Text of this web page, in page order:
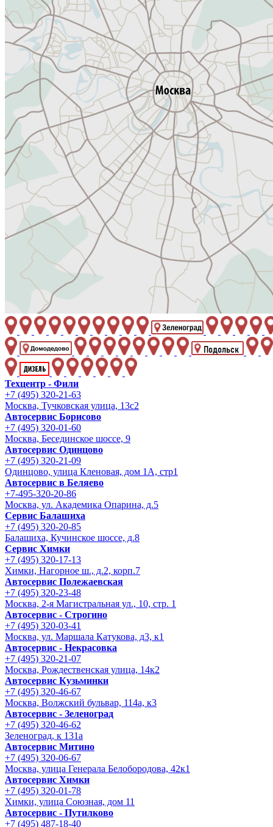
Техцентр - Фили
+7 (495) 320-21-63
Москва, Тучковская улица, 13с2
Автосервис Борисово
+7 (495) 320-01-60
Москва, Бесединское шоссе, 9
Автосервис Одинцово
+7 (495) 320-21-09
Одинцово, улица Кленовая, дом 1А, стр1
Автосервис в Беляево
+7-495-320-20-86
Москва, ул. Академика Опарина, д.5
Сервис Балашиха
+7 (495) 320-20-85
Балашиха, Кучинское шоссе, д.8
Сервис Химки
+7 (495) 320-17-13
Химки, Нагорное ш., д.2, корп.7
Автосервис Полежаевская
+7 (495) 320-23-48
Москва, 2-я Магистральная ул., 10, стр. 1
Автосервис - Строгино
+7 (495) 320-03-41
Москва, ул. Маршала Катукова, д3, к1
Автосервис - Некрасовка
+7 (495) 320-21-07
Москва, Рождественская улица, 14к2
Автосервис Кузьминки
+7 (495) 320-46-67
Москва, Волжский бульвар, 114а, к3
Автосервис - Зеленоград
+7 (495) 320-46-62
Зеленоград, к 131а
Автосервис Митино
+7 (495) 320-06-67
Москва, улица Генерала Белобородова, 42к1
Автосервис Химки
+7 (495) 320-01-78
Химки, улица Союзная, дом 11
Автосервис - Путилково
+7 (495) 487-18-40